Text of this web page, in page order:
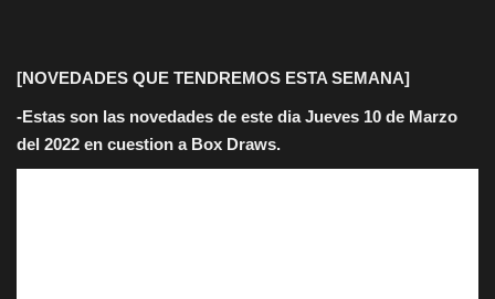
[NOVEDADES QUE TENDREMOS ESTA SEMANA]
-Estas son las novedades de este dia Jueves 10 de Marzo
del 2022 en cuestion a Box Draws.